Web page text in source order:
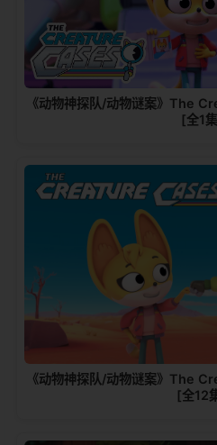
《动物神探队/动物谜案》The
[全1
《动物神探队/动物谜案》The
[全12